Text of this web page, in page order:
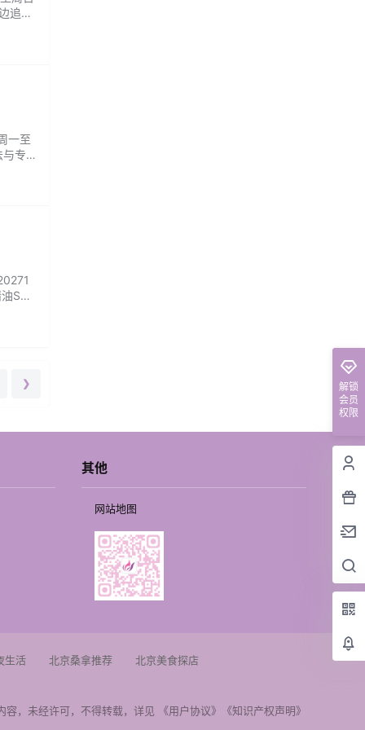
追剧
一至
专
SP
❯
解锁
会员
权限
其他
网站地图
生活 北京桑拿推荐 北京美食探店
容，未经许可，不得转载，详见 《用户协议》 《知识产权声明》